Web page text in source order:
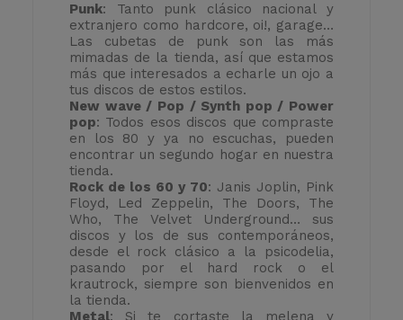
Punk: Tanto punk clásico nacional y
extranjero como hardcore, oi!, garage…
Las cubetas de punk son las más
mimadas de la tienda, así que estamos
más que interesados a echarle un ojo a
tus discos de estos estilos.
New wave / Pop / Synth pop / Power
pop: Todos esos discos que compraste
en los 80 y ya no escuchas, pueden
encontrar un segundo hogar en nuestra
tienda.
Rock de los 60 y 70: Janis Joplin, Pink
Floyd, Led Zeppelin, The Doors, The
Who, The Velvet Underground… sus
discos y los de sus contemporáneos,
desde el rock clásico a la psicodelia,
pasando por el hard rock o el
krautrock, siempre son bienvenidos en
la tienda.
Metal: Si te cortaste la melena y